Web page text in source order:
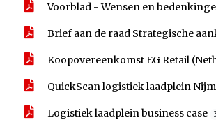
Voorblad - Wensen en
Brief aan de raad Strategische
Koopovereenkomst EG Retail
QuickScan logistiek laadplein
Logistiek laadplein business case